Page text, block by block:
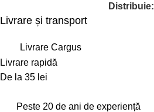
Distribuie:
Livrare și transport
Livrare Cargus
Livrare rapidă
De la 35 lei
Peste 20 de ani de experiență